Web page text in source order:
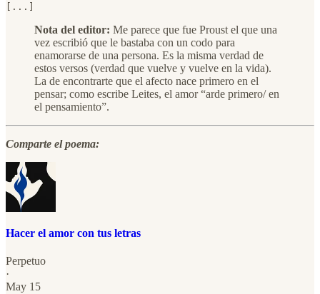
[...]
Nota del editor: Me parece que fue Proust el que una
vez escribió que le bastaba con un codo para
enamorarse de una persona. Es la misma verdad de
estos versos (verdad que vuelve y vuelve en la vida).
La de encontrarte que el afecto nace primero en el
pensar; como escribe Leites, el amor “arde primero/ en
el pensamiento”.
Comparte el poema:
Hacer el amor con tus letras
Perpetuo
·
May 15